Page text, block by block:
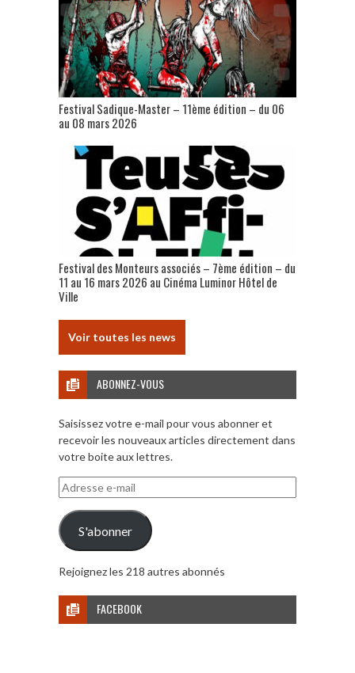
Festival Sadique-Master – 11ème édition – du 06
au 08 mars 2026
Festival des Monteurs associés – 7ème édition – du
11 au 16 mars 2026 au Cinéma Luminor Hôtel de
Ville
Voir toutes les news
ABONNEZ-VOUS
Saisissez votre e-mail pour vous abonner et
recevoir les nouveaux articles directement dans
votre boite aux lettres.
Adresse
e-
mail
S'abonner
Rejoignez les 218 autres abonnés
FACEBOOK